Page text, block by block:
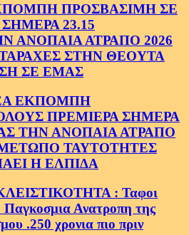
ΠΡΟΣΒΑΣΙΜΗ ΣΕ
23.15
ΑΝΟΠΑΙΑ ΑΤΡΑΠΟ 2026
ΣΤΗΝ ΘΕΟΥΤΑ
ΣΕ ΕΜΑΣ
ΕΚΠΟΜΠΗ
ΠΡΕΜΙΕΡΑ ΣΗΜΕΡΑ
ΤΗΝ ΑΝΟΠΑΙΑ ΑΤΡΑΠΟ
ΤΑΥΤΟΤΗΤΕΣ
Η ΕΛΠΙΔΑ
: Ταφοι
Ανατροπη της
.250 χρονια πιο πριν